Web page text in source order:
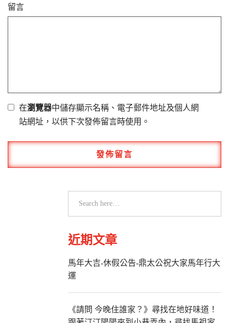
留言
在瀏覽器中儲存顯示名稱、電子郵件地址及個人網
站網址，以供下次發佈留言時使用。
近期文章
馬年大吉-休假公告-鼎太公祝大家馬年行大
運
《請問 今晚住誰家？》尋找在地好味道！